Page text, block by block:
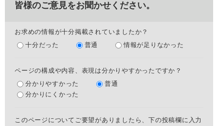
皆様のご意見をお聞かせください。
お求めの情報が十分掲載されていましたか？
十分だった
普通 情報が足りなかった
ページの構成や内容、表現は分かりやすかったですか？
分かりやすかった
普通
分かりにくかった
このページについてご要望がありましたら、下の投稿欄に入力